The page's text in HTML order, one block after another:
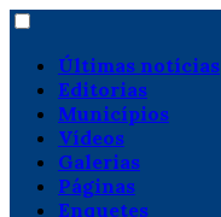
Últimas notícias
Editorias
Municípios
Vídeos
Galerias
Páginas
Enquetes